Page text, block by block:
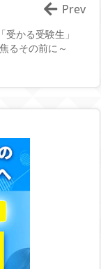
かる受験生」
るその前に～
Prev